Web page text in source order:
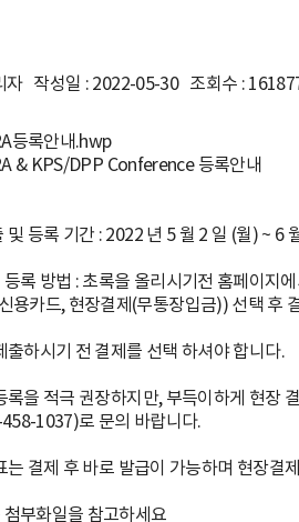
자 작성일 : 2022-05-30 조회수 :
등록안내.hwp
& KPS/DPP Conference 등록안내
등록 기간 : 2022 년 5 월 2 일 (월) ~ 6
록 방법 : 초록을 올리시기전 홈페이지
용카드, 현장결제(무통장입금)) 선택 후
출하시기 전 결제를 선택 하셔야 합니다.
록을 적극 권장하지만, 부득이하게 현장
1037)로 문의 바랍니다.
는 결제 후 바로 발급이 가능하며 현장결
부화일을 참고하세요